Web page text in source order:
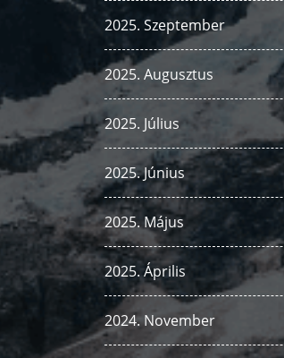
2025. Szeptember
2025. Augusztus
2025. Július
2025. Június
2025. Május
2025. Április
2024. November